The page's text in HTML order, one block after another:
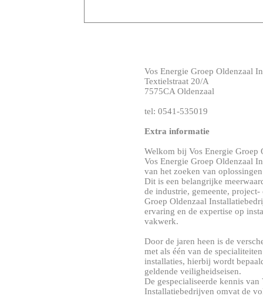
Vos Energie Groep Oldenzaal
Textielstraat 20/A
7575CA Oldenzaal
tel: 0541-535019
Extra informatie
Welkom bij Vos Energie
Vos Energie Groep Oldenzaal
van het zoeken van
Dit is een belangrijke
de industrie, gemeente,
Groep Oldenzaal
ervaring en de expertise op
vakwerk.
Door de jaren heen is de
met als één van de
installaties, hierbij wordt
geldende veiligheidseisen.
De gespecialiseerde kennis
Installatiebedrijven omvat de